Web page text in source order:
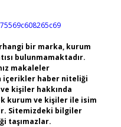
bir marka, kurum
bulunmamaktadır.
makaleler
içerikler haber niteliği
kişiler hakkında
kurum ve kişiler ile isim
Sitemizdeki bilgiler
taşımazlar.